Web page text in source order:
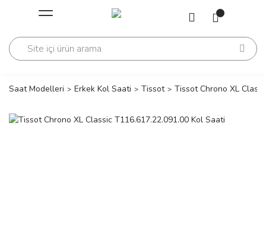
Geri Dön
Geri Dön
Saat Modelleri Erkek Kol Saati Tissot Tissot Chrono XL